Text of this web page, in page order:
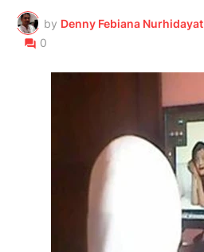
by Denny Febiana Nurhidayat
0